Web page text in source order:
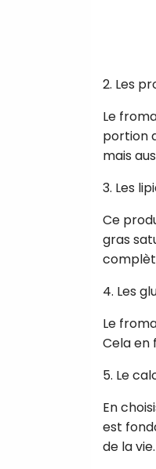
2. Les
Le
portion
mais
3. Les
Ce
gras
4. Les
Le
Cela en
5. Le
En
est
de la vie.